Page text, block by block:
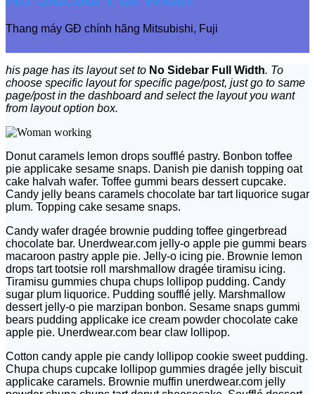
Thang máy GĐ chính hãng Mitsubishi, Fuji
his page has its layout set to No Sidebar Full Width. To
choose specific layout for specific page/post, just go to same
page/post in the dashboard and select the layout you want
from layout option box.
Donut caramels lemon drops soufflé pastry. Bonbon toffee
pie applicake sesame snaps. Danish pie danish topping oat
cake halvah wafer. Toffee gummi bears dessert cupcake.
Candy jelly beans caramels chocolate bar tart liquorice sugar
plum. Topping cake sesame snaps.
Candy wafer dragée brownie pudding toffee gingerbread
chocolate bar. Unerdwear.com jelly-o apple pie gummi bears
macaroon pastry apple pie. Jelly-o icing pie. Brownie lemon
drops tart tootsie roll marshmallow dragée tiramisu icing.
Tiramisu gummies chupa chups lollipop pudding. Candy
sugar plum liquorice. Pudding soufflé jelly. Marshmallow
dessert jelly-o pie marzipan bonbon. Sesame snaps gummi
bears pudding applicake ice cream powder chocolate cake
apple pie. Unerdwear.com bear claw lollipop.
Cotton candy apple pie candy lollipop cookie sweet pudding.
Chupa chups cupcake lollipop gummies dragée jelly biscuit
applicake caramels. Brownie muffin unerdwear.com jelly